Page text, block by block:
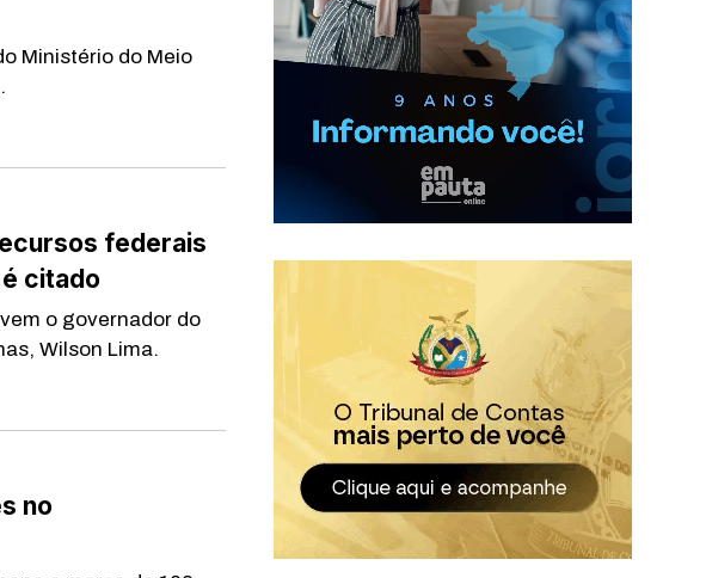
Ministério do Meio
federais
citado
o governador do
Wilson Lima.
no